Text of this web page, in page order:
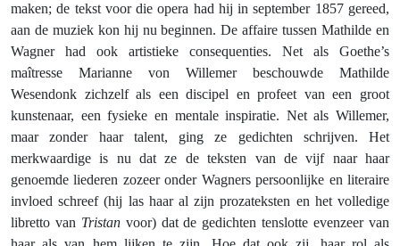
maken; de tekst voor die opera had hij in september 1857 gereed,
aan de muziek kon hij nu beginnen. De affaire tussen Mathilde en
Wagner had ook artistieke consequenties. Net als Goethe’s
maîtresse Marianne von Willemer beschouwde Mathilde
Wesendonk zichzelf als een discipel en profeet van een groot
kunstenaar, een fysieke en mentale inspiratie. Net als Willemer,
maar zonder haar talent, ging ze gedichten schrijven. Het
merkwaardige is nu dat ze de teksten van de vijf naar haar
genoemde liederen zozeer onder Wagners persoonlijke en literaire
invloed schreef (hij las haar al zijn prozateksten en het volledige
libretto van Tristanvoor) dat de gedichten tenslotte evenzeer van